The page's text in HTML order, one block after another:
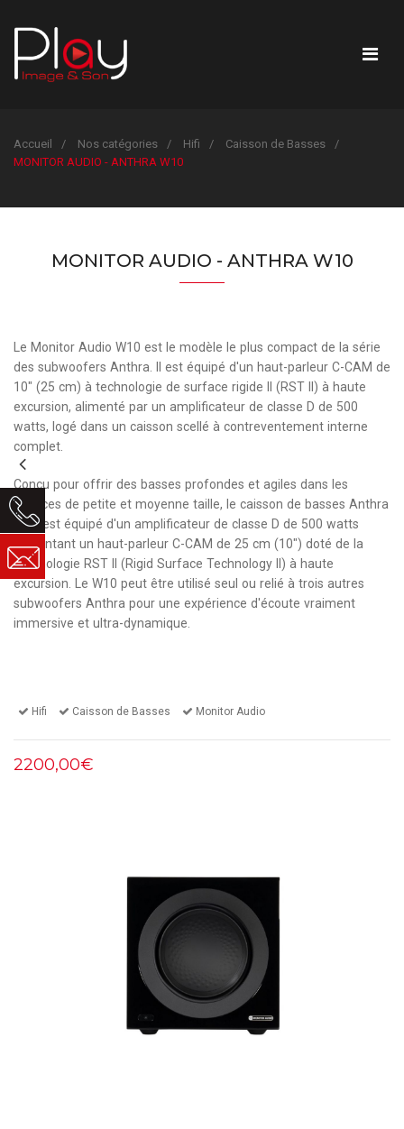
Accueil Nos catégories Hifi
Caisson de Basses
MONITOR AUDIO - ANTHRA W10
MONITOR AUDIO - ANTHRA W10
Le Monitor Audio W10 est le modèle le plus compact de la série
des subwoofers Anthra. Il est équipé d'un haut-parleur C-CAM de
10" (25 cm) à technologie de surface rigide II (RST II) à haute
excursion, alimenté par un amplificateur de classe D de 500
watts, logé dans un caisson scellé à contreventement interne
complet.
Conçu pour offrir des basses profondes et agiles dans les
espaces de petite et moyenne taille, le caisson de basses Anthra
W10 est équipé d'un amplificateur de classe D de 500 watts
alimentant un haut-parleur C-CAM de 25 cm (10") doté de la
technologie RST II (Rigid Surface Technology II) à haute
excursion. Le W10 peut être utilisé seul ou relié à trois autres
subwoofers Anthra pour une expérience d'écoute vraiment
immersive et ultra-dynamique.
Hifi Caisson de Basses Monitor Audio
2200,00€